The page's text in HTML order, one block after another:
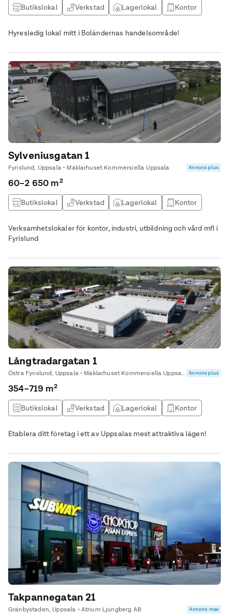
Butikslokal Verkstad Lagerlokal Kontor
Hyresledig lokal mitt i Boländernas handelsområde!
Sylveniusgatan 1
Fyrislund, Uppsala • Mäklarhuset Kommersiella Uppsala Annons plus
60–2 650 m²
Butikslokal Verkstad Lagerlokal Kontor
Verksamhetslokaler för kontor, industri, utbildning och vård mfl i
Fyrislund
Långtradargatan 1
Östra Fyrislund, Uppsala • Mäklarhuset Kommersiella Uppsala Annons plus
354–719 m²
Butikslokal Verkstad Lagerlokal Kontor
Etablera ditt företag i ett av Uppsalas mest attraktiva lägen!
Takpannegatan 21
Gränbystaden, Uppsala • Atrium Ljungberg AB Annons max